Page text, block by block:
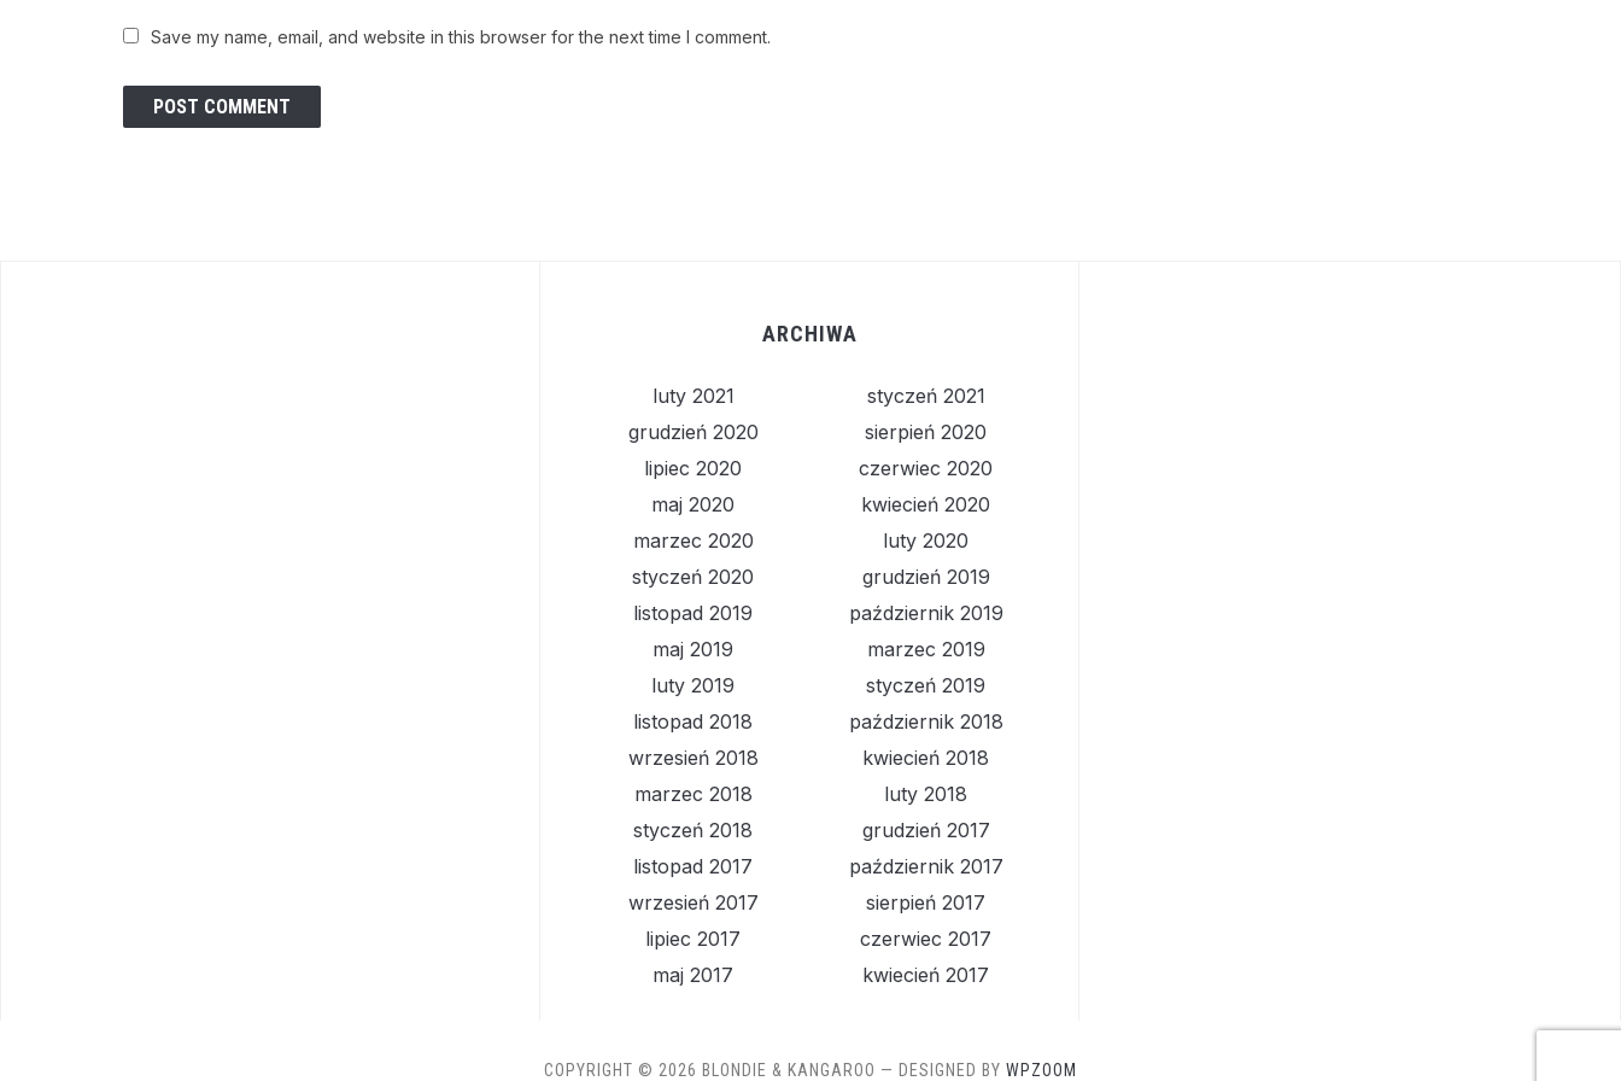
Save my name, email, and website in this browser for the next time I comment.
ARCHIWA
luty 2021
styczeń 2021
grudzień 2020
sierpień 2020
lipiec 2020
czerwiec 2020
maj 2020
kwiecień 2020
marzec 2020
luty 2020
styczeń 2020
grudzień 2019
listopad 2019
październik 2019
maj 2019
marzec 2019
luty 2019
styczeń 2019
listopad 2018
październik 2018
wrzesień 2018
kwiecień 2018
marzec 2018
luty 2018
styczeń 2018
grudzień 2017
listopad 2017
październik 2017
wrzesień 2017
sierpień 2017
lipiec 2017
czerwiec 2017
maj 2017
kwiecień 2017
COPYRIGHT © 2026 BLONDIE & KANGAROO — DESIGNED BY WPZOOM